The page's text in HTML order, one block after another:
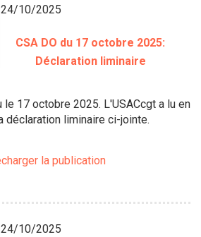
24/10/2025
CSA DO du 17 octobre 2025:
Déclaration liminaire
le 17 octobre 2025. L'USACcgt a lu en
déclaration liminaire ci-jointe.
la publication
24/10/2025